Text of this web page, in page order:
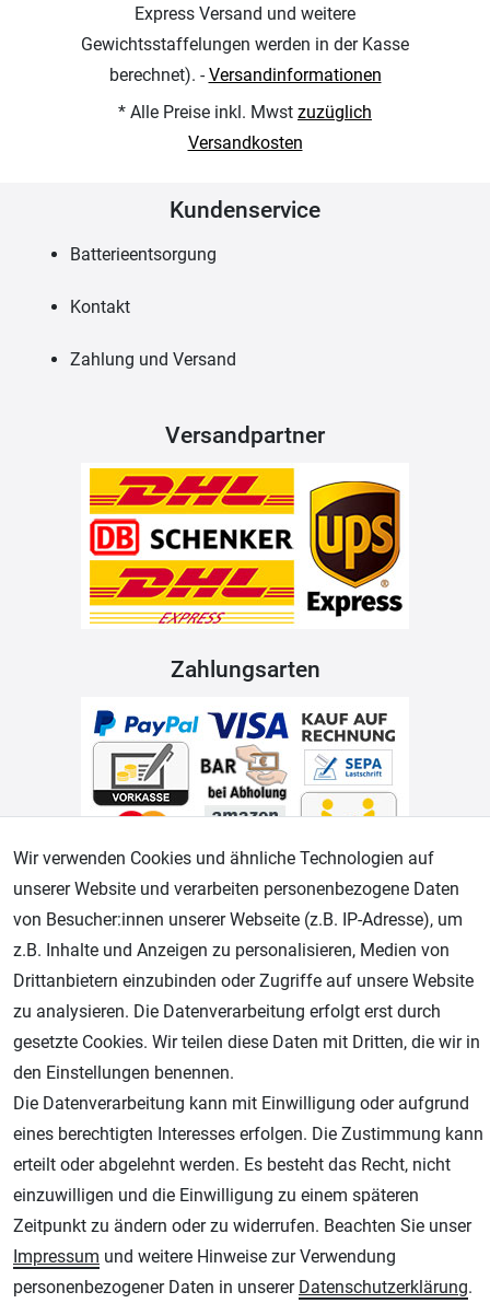
Express Versand und weitere
Gewichtsstaffelungen werden in der Kasse
berechnet). -Versandinformationen
* Alle Preise inkl. Mwst zuzüglich
Versandkosten
Kundenservice
Batterieentsorgung
Kontakt
Zahlung und Versand
Versandpartner
Zahlungsarten
Geprüfter Shop
Widerrufsrecht Datenschutz Impressum
Unsere weiteren Shops:
Schmincke-City.de
Schmincke Künstlerfarben das Gesamtsortiment
Wir verwenden Cookies und ähnliche Technologien auf
unserer Website und verarbeiten personenbezogene Daten
von Besucher:innen unserer Webseite (z.B. IP-Adresse), um
z.B. Inhalte und Anzeigen zu personalisieren, Medien von
Drittanbietern einzubinden oder Zugriffe auf unsere Website
zu analysieren. Die Datenverarbeitung erfolgt erst durch
gesetzte Cookies. Wir teilen diese Daten mit Dritten, die wir in
den Einstellungen benennen.
Die Datenverarbeitung kann mit Einwilligung oder aufgrund
eines berechtigten Interesses erfolgen. Die Zustimmung kann
erteilt oder abgelehnt werden. Es besteht das Recht, nicht
einzuwilligen und die Einwilligung zu einem späteren
Zeitpunkt zu ändern oder zu widerrufen. Beachten Sie unser
Impressum und weitere Hinweise zur Verwendung
personenbezogener Daten in unserer Daten­schutz­erklärung.